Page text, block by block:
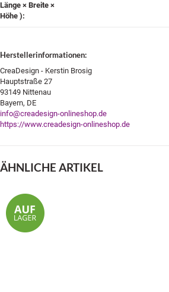
Länge × Breite ×
Höhe )‍:
Herstellerinformationen:
CreaDesign - Kerstin Brosig
Hauptstraße 27
93149 Nittenau
Bayern, DE
info@creadesign-onlineshop.de
https://www.creadesign-onlineshop.de
ÄHNLICHE ARTIKEL